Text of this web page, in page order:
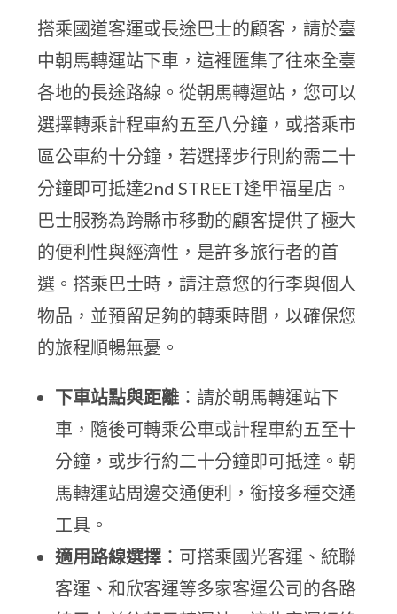
搭乘國道客運或長途巴士的顧客，請於臺
中朝馬轉運站下車，這裡匯集了往來全臺
各地的長途路線。從朝馬轉運站，您可以
選擇轉乘計程車約五至八分鐘，或搭乘市
區公車約十分鐘，若選擇步行則約需二十
分鐘即可抵達2nd STREET逢甲福星店。
巴士服務為跨縣市移動的顧客提供了極大
的便利性與經濟性，是許多旅行者的首
選。搭乘巴士時，請注意您的行李與個人
物品，並預留足夠的轉乘時間，以確保您
的旅程順暢無憂。
下車站點與距離 ：請於朝馬轉運站下
車，隨後可轉乘公車或計程車約五至十
分鐘，或步行約二十分鐘即可抵達。朝
馬轉運站周邊交通便利，銜接多種交通
工具。
適用路線選擇 ：可搭乘國光客運、統聯
客運、和欣客運等多家客運公司的各路